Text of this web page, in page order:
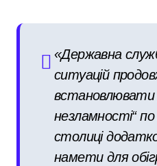
«Державна
ситуацій
встановлювати
незламності“ по
столиці
намети для